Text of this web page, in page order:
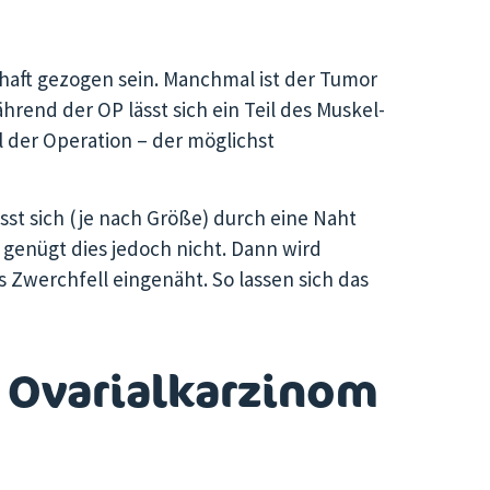
gezogen sein. Manchmal ist der Tumor
der OP lässt sich ein Teil des Muskel-
der Operation – der möglichst
sich (je nach Größe) durch eine Naht
dies jedoch nicht. Dann wird
eingenäht. So lassen sich das